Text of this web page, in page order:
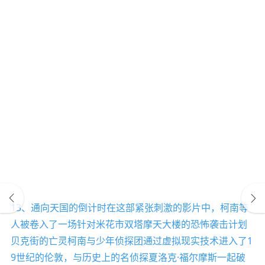
13、通向天国的倒计时在这部紧张刺激的影片中，柯南等
人被卷入了一场针对米花市双塔摩天大楼的恐怖袭击计划
贝克街的亡灵柯南与少年侦探团通过虚拟现实技术进入了1
9世纪的伦敦，与历史上的名侦探夏洛克·福尔摩斯一起破